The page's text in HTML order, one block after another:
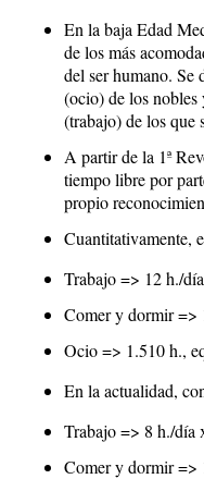
En la baja Edad
de los más
del ser humano. Se
(ocio) de los nobles
(trabajo) de los que
A partir de la 1ª
tiempo libre por
propio
Cuantitativamente,
Trabajo => 12 h./
Comer y dormir =>
Ocio => 1.510 h.,
En la actualidad,
Trabajo => 8 h./día
Comer y dormir =>